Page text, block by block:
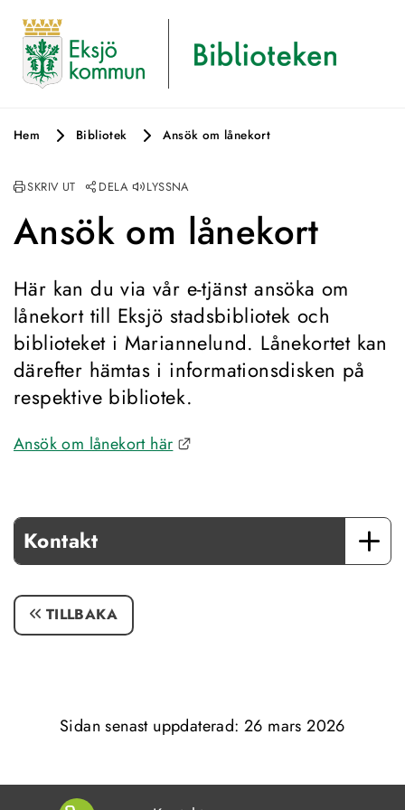
Hem Bibliotek Ansök om lånekort
SKRIV UT DELA LYSSNA
Ansök om lånekort
Här kan du via vår e-tjänst ansöka om
lånekort till Eksjö stadsbibliotek och
biblioteket i Mariannelund. Lånekortet kan
därefter hämtas i informationsdisken på
respektive bibliotek.
Ansök om lånekort här Länk till annan webbplats.
Kontakt
TILLBAKA
Sidan senast uppdaterad: 26 mars 2026